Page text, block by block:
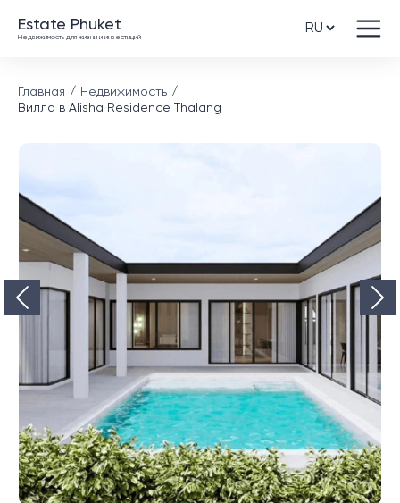
Estate Phuket
Недвижимость для жизни и инвестиций
Главная
Недвижимость
Вилла в Alisha Residence Thalang